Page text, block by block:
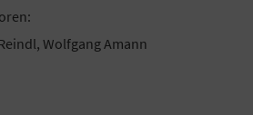
Wolfgang Amann